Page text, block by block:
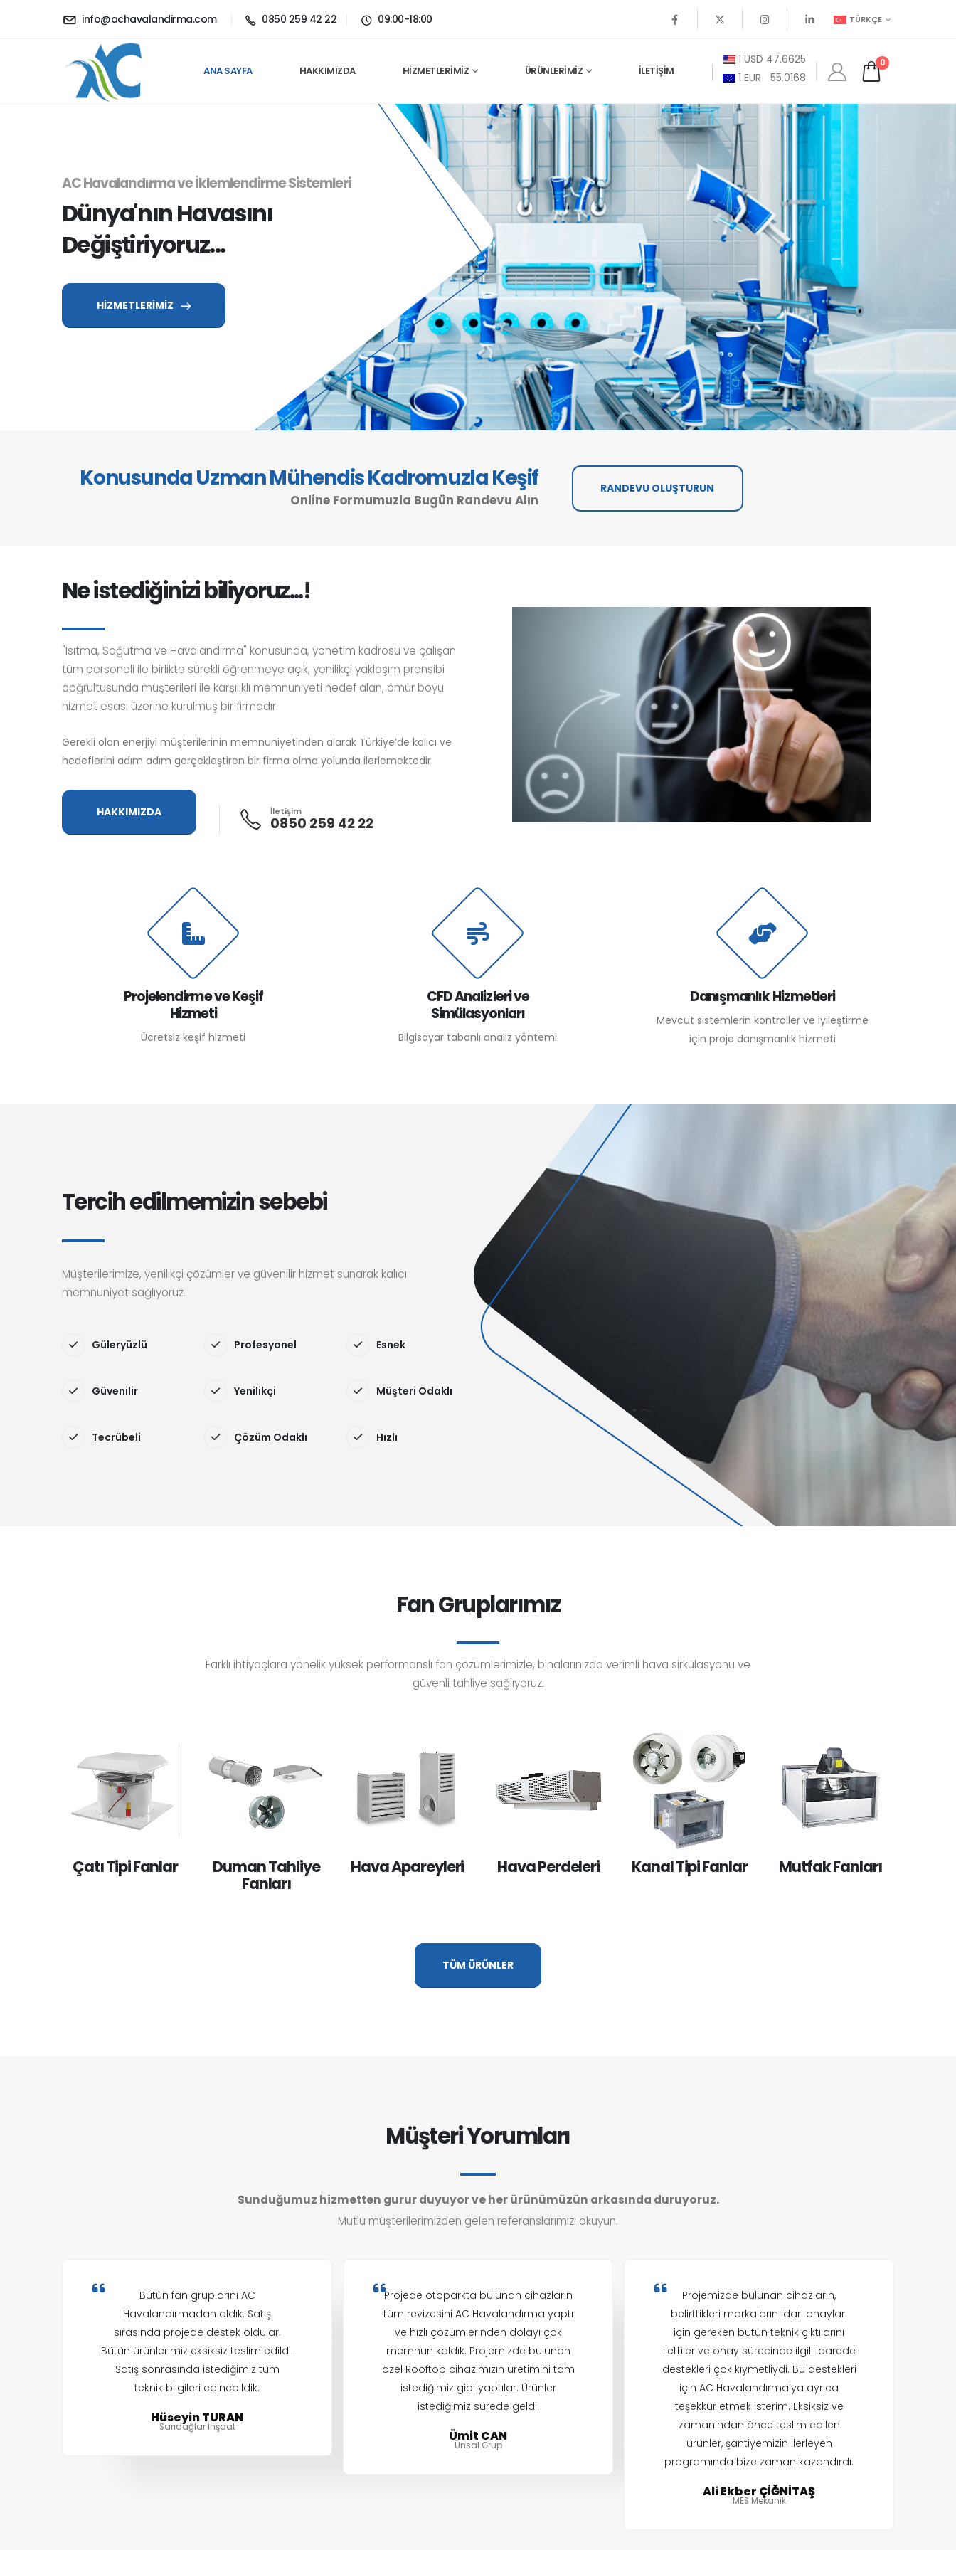
info@achavalandirma.com 0850 259 42 22 09:00-18:00 TÜRKÇE
ANA SAYFA HAKKIMIZDA HIZMETLERIMIZ ÜRÜNLERIMIZ İLETIŞIM
1 USD 47.6625
1 EUR 55.0168
0
AC Havalandırma ve İklemlendirme Sistemleri
Dünya'nın Havasını
Değiştiriyoruz...
HİZMETLERİMİZ
Konusunda Uzman Mühendis Kadromuzla Keşif
Online Formumuzla Bugün Randevu Alın
RANDEVU OLUŞTURUN
Ne istediğinizi biliyoruz...!
"Isıtma, Soğutma ve Havalandırma" konusunda, yönetim kadrosu ve çalışan
tüm personeli ile birlikte sürekli öğrenmeye açık, yenilikçi yaklaşım prensibi
doğrultusunda müşterileri ile karşılıklı memnuniyeti hedef alan, ömür boyu
hizmet esası üzerine kurulmuş bir firmadır.
Gerekli olan enerjiyi müşterilerinin memnuniyetinden alarak Türkiye’de kalıcı ve
hedeflerini adım adım gerçekleştiren bir firma olma yolunda ilerlemektedir.
HAKKIMIZDA İletişim
0850 259 42 22
Projelendirme ve Keşif
Hizmeti
Ücretsiz keşif hizmeti
CFD Analizleri ve
Simülasyonları
Bilgisayar tabanlı analiz yöntemi
Danışmanlık Hizmetleri
Mevcut sistemlerin kontroller ve iyileştirme
için proje danışmanlık hizmeti
Tercih edilmemizin sebebi
Müşterilerimize, yenilikçi çözümler ve güvenilir hizmet sunarak kalıcı
memnuniyet sağlıyoruz.
Güleryüzlü
Güvenilir
Tecrübeli
Profesyonel
Yenilikçi
Çözüm Odaklı
Esnek
Müşteri Odaklı
Hızlı
Fan Gruplarımız
Farklı ihtiyaçlara yönelik yüksek performanslı fan çözümlerimizle, binalarınızda verimli hava sirkülasyonu ve
güvenli tahliye sağlıyoruz.
Çatı Tipi Fanlar
Duman Tahliye
Fanları
Hava Apareyleri Hava Perdeleri Kanal Tipi Fanlar Mutfak Fanları
TÜM ÜRÜNLER
Müşteri Yorumları
Sunduğumuz hizmetten gurur duyuyor ve her ürünümüzün arkasında duruyoruz.
Mutlu müşterilerimizden gelen referanslarımızı okuyun.
Bütün fan gruplarını AC
Havalandırmadan aldık. Satış
sırasında projede destek oldular.
Bütün ürünlerimiz eksiksiz teslim edildi.
Satış sonrasında istediğimiz tüm
teknik bilgileri edinebildik.
Hüseyin TURAN
Sarıdağlar İnşaat
Projede otoparkta bulunan cihazların
tüm revizesini AC Havalandırma yaptı
ve hızlı çözümlerinden dolayı çok
memnun kaldık. Projemizde bulunan
özel Rooftop cihazımızın üretimini tam
istediğimiz gibi yaptılar. Ürünler
istediğimiz sürede geldi.
Ümit CAN
Ünsal Grup
Projemizde bulunan cihazların,
belirttikleri markaların idari onayları
için gereken bütün teknik çıktılarını
ilettiler ve onay sürecinde ilgili idarede
destekleri çok kıymetliydi. Bu destekleri
için AC Havalandırma’ya ayrıca
teşekkür etmek isterim. Eksiksiz ve
zamanından önce teslim edilen
ürünler, şantiyemizin ilerleyen
programında bize zaman kazandırdı.
Ali Ekber ÇİĞNİTAŞ
MES Mekanik